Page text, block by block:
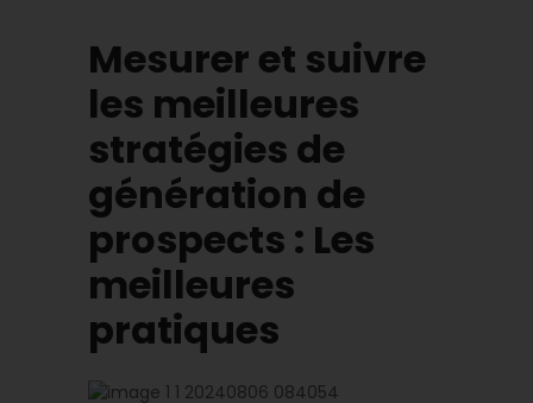
Mesurer et suivre
les meilleures
stratégies de
génération de
prospects : Les
meilleures
pratiques